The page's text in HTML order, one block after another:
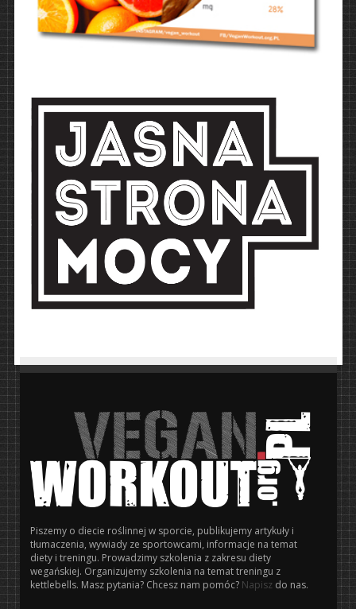
Piszemy o diecie roślinnej w sporcie, publikujemy artykuły i
tłumaczenia, wywiady ze sportowcami, informacje na temat
diety i treningu. Prowadzimy szkolenia z zakresu diety
wegańskiej. Organizujemy szkolenia na temat treningu z
kettlebells. Masz pytania? Chcesz nam pomóc? Napisz do nas.